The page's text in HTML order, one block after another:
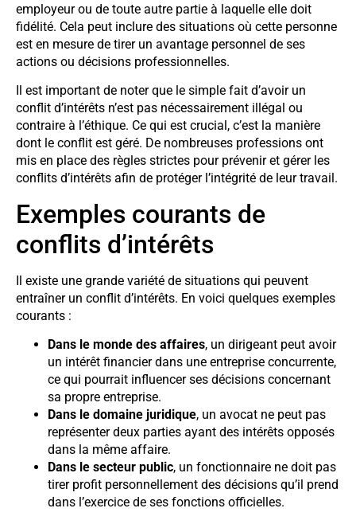
employeur ou de toute autre partie à laquelle elle doit
fidélité. Cela peut inclure des situations où cette personne
est en mesure de tirer un avantage personnel de ses
actions ou décisions professionnelles.
Il est important de noter que le simple fait d’avoir un
conflit d’intérêts n’est pas nécessairement illégal ou
contraire à l’éthique. Ce qui est crucial, c’est la manière
dont le conflit est géré. De nombreuses professions ont
mis en place des règles strictes pour prévenir et gérer les
conflits d’intérêts afin de protéger l’intégrité de leur travail.
Exemples courants de
conflits d’intérêts
Il existe une grande variété de situations qui peuvent
entraîner un conflit d’intérêts. En voici quelques exemples
courants :
Dans le monde des affaires, un dirigeant peut avoir
un intérêt financier dans une entreprise concurrente,
ce qui pourrait influencer ses décisions concernant
sa propre entreprise.
Dans le domaine juridique, un avocat ne peut pas
représenter deux parties ayant des intérêts opposés
dans la même affaire.
Dans le secteur public, un fonctionnaire ne doit pas
tirer profit personnellement des décisions qu’il prend
dans l’exercice de ses fonctions officielles.